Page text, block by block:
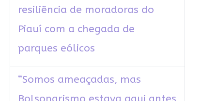
resiliência de moradoras do
Piauí com a chegada de
parques eólicos
“Somos ameaçadas, mas